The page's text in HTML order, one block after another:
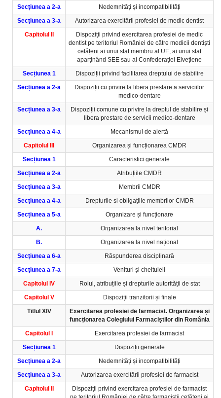
Secțiunea a 2-a
Nedemnități și incompatibilități
Secțiunea a 3-a
Autorizarea exercitării profesiei de medic dentist
Capitolul II
Dispoziții privind exercitarea profesiei de medic
dentist pe teritoriul României de către medicii dentiști
cetățeni ai unui stat membru al UE, ai unui stat
aparținând SEE sau ai Confederației Elvețiene
Secțiunea 1
Dispoziții privind facilitarea dreptului de stabilire
Secțiunea a 2-a
Dispoziții cu privire la libera prestare a serviciilor
medico-dentare
Secțiunea a 3-a
Dispoziții comune cu privire la dreptul de stabilire și
libera prestare de servicii medico-dentare
Secțiunea a 4-a
Mecanismul de alertă
Capitolul III
Organizarea și funcționarea CMDR
Secțiunea 1
Caracteristici generale
Secțiunea a 2-a
Atribuțiile CMDR
Secțiunea a 3-a
Membrii CMDR
Secțiunea a 4-a
Drepturile si obligațiile membrilor CMDR
Secțiunea a 5-a
Organizare și funcționare
A.
Organizarea la nivel teritorial
B.
Organizarea la nivel național
Secțiunea a 6-a
Răspunderea disciplinară
Secțiunea a 7-a
Venituri și cheltuieli
Capitolul IV
Rolul, atribuțiile și drepturile autorității de stat
Capitolul V
Dispoziții tranzitorii și finale
Titlul XIV
Exercitarea profesiei de farmacist. Organizarea și
funcționarea Colegiului Farmaciștilor din România
Capitolul I
Exercitarea profesiei de farmacist
Secțiunea 1
Dispoziții generale
Secțiunea a 2-a
Nedemnități și incompatibilități
Secțiunea a 3-a
Autorizarea exercitării profesiei de farmacist
Capitolul II
Dispoziții privind exercitarea profesiei de farmacist